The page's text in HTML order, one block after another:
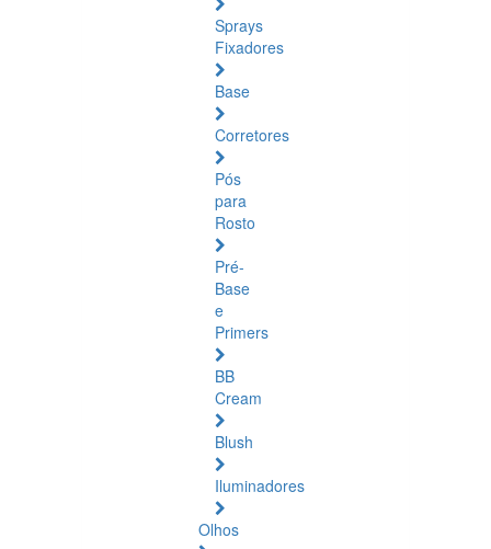
Sprays
Fixadores
Base
Corretores
Pós
para
Rosto
Pré-
Base
e
Primers
BB
Cream
Blush
Iluminadores
Olhos